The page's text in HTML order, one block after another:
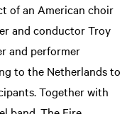
of an American choir
and conductor Troy
and performer
to the Netherlands to
Together with